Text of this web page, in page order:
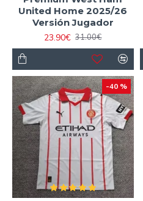
United Home 2025/26
Versión Jugador
23.90€ 31.00€
-40 %